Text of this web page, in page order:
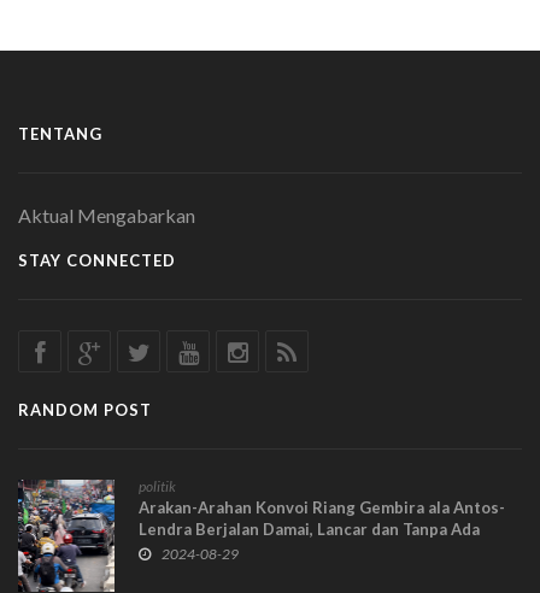
TENTANG
Aktual Mengabarkan
STAY CONNECTED
RANDOM POST
politik
Arakan-Arahan Konvoi Riang Gembira ala Antos-
Lendra Berjalan Damai, Lancar dan Tanpa Ada
Hadangan: Bukti Diterima di Semua Kalangan
2024-08-29